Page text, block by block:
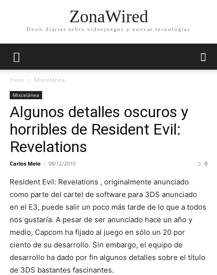
ZonaWired
Dosis diarias sobre videojuegos y nuevas tecnologías
Inicio Miscelánea
Miscelánea
Algunos detalles oscuros y
horribles de Resident Evil:
Revelations
Carlos Moio - 08/12/2010 0
Resident Evil: Revelations , originalmente anunciado
como parte del cartel de software para 3DS anunciado
en el E3, puede salir un poco más tarde de lo que a todos
nos gustaría. A pesar de ser anunciado hace un año y
medio, Capcom ha fijado al juego en sólo un 20 por
ciento de su desarrollo. Sin embargo, el equipo de
desarrollo ha dado por fin algunos detalles sobre el título
de 3DS bastantes fascinantes.